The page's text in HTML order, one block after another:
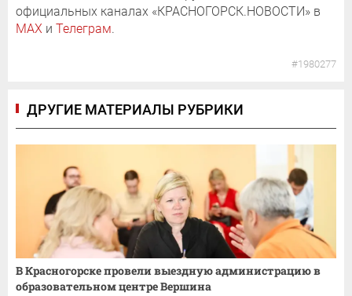
официальных каналах «КРАСНОГОРСК.НОВОСТИ» в
MAX и Телеграм.
#1980277
ДРУГИЕ МАТЕРИАЛЫ РУБРИКИ
В Красногорске провели выездную администрацию в
образовательном центре Вершина